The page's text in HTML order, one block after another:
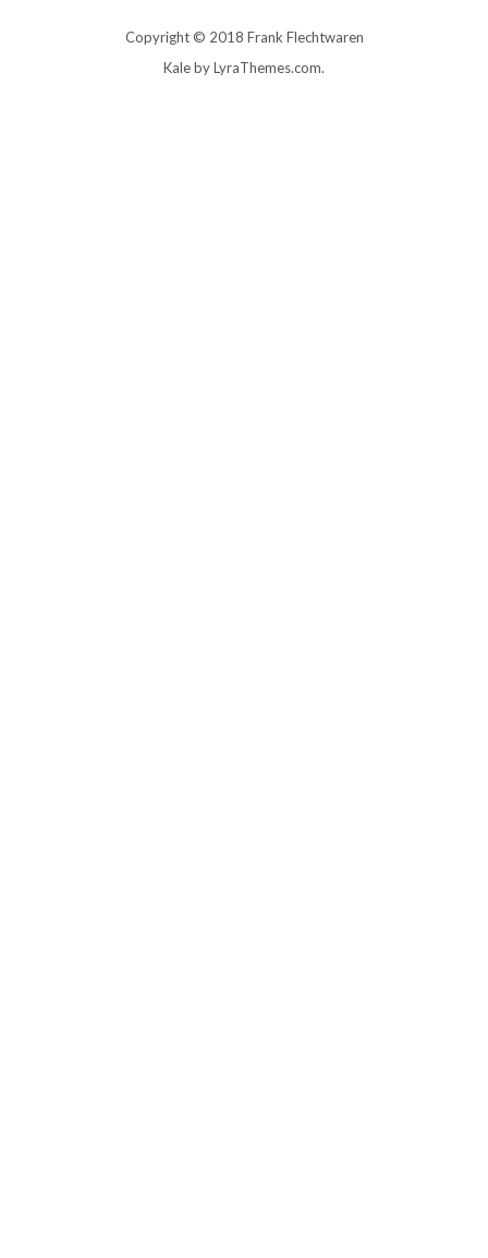
Copyright © 2018 Frank Flechtwaren
Kaleby LyraThemes.com.